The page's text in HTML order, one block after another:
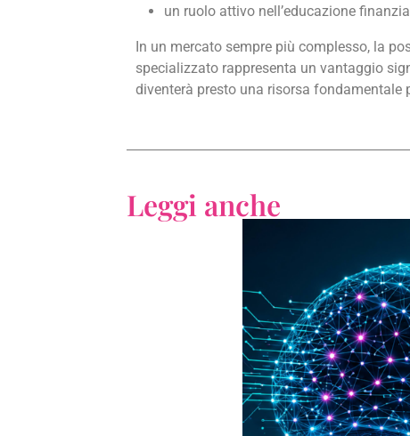
un ruolo attivo nell’educazione
In un mercato sempre più complesso, la
specializzato rappresenta un vantaggio
diventerà presto una risorsa
Leggi anche